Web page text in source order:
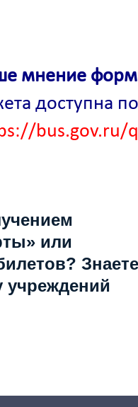
мнение
доступна
bus.gov.ru/
или
учреждений